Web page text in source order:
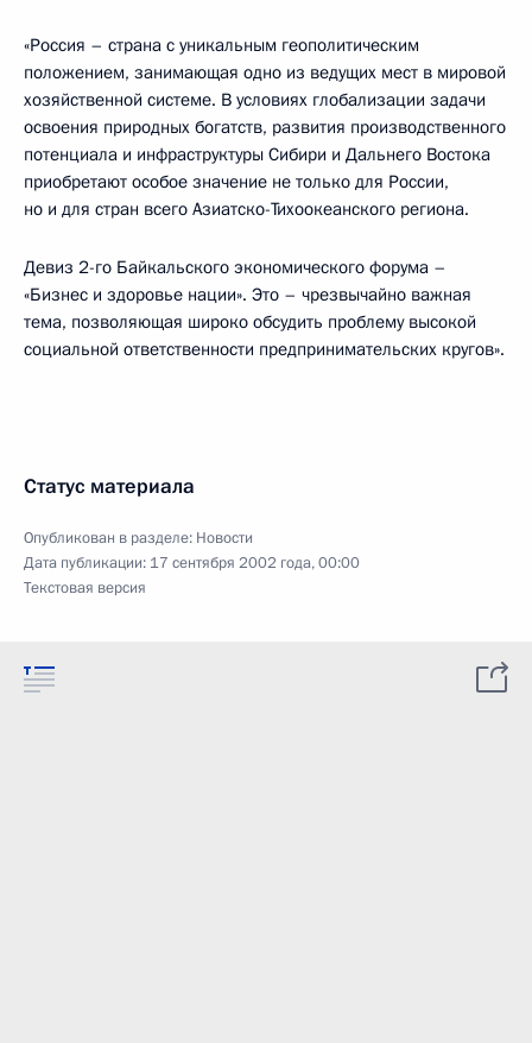
«Россия – страна с уникальным геополитическим
положением, занимающая одно из ведущих мест в мировой
хозяйственной системе. В условиях глобализации задачи
освоения природных богатств, развития производственного
потенциала и инфраструктуры Сибири и Дальнего Востока
приобретают особое значение не только для России,
но и для стран всего Азиатско-Тихоокеанского региона.
Девиз 2-го Байкальского экономического форума –
«Бизнес и здоровье нации». Это – чрезвычайно важная
тема, позволяющая широко обсудить проблему высокой
социальной ответственности предпринимательских кругов».
Статус материала
Опубликован в разделе: Новости
Дата публикации: 17 сентября 2002 года, 00:00
Текстовая версия